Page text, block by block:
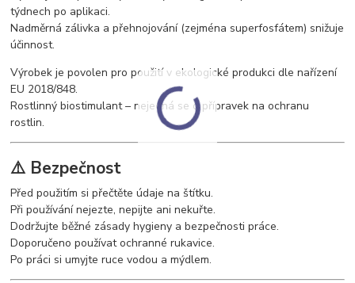
týdnech po aplikaci.
Nadměrná zálivka a přehnojování (zejména superfosfátem) snižuje
účinnost.
Výrobek je povolen pro použití v ekologické produkci dle nařízení
EU 2018/848.
Rostlinný biostimulant – nejedná se o přípravek na ochranu
rostlin.
⚠️ Bezpečnost
Před použitím si přečtěte údaje na štítku.
Při používání nejezte, nepijte ani nekuřte.
Dodržujte běžné zásady hygieny a bezpečnosti práce.
Doporučeno používat ochranné rukavice.
Po práci si umyjte ruce vodou a mýdlem.